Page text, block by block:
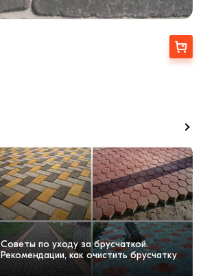
Купити
Советы по уходу за брусчаткой.
Рекомендации, как очистить брусчатку